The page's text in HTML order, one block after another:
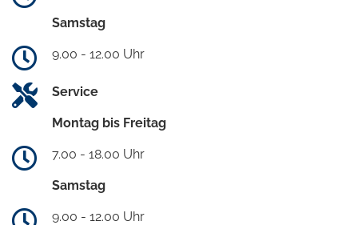
Samstag
9.00 - 12.00 Uhr
Service
Montag bis Freitag
7.00 - 18.00 Uhr
Samstag
9.00 - 12.00 Uhr